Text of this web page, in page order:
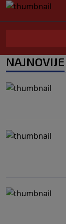
NAJNOVIJE